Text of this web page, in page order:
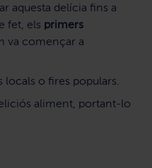
aquesta delícia fins a
fet, els primers
va començar a
locals o fires populars.
aliment, portant-lo